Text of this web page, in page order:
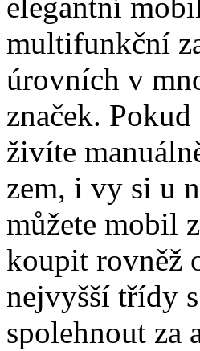
multifunkční
úrovních v
značek.
živíte
zem, i vy si u
můžete mobil
koupit rovněž
nejvyšší třídy
spolehnout za